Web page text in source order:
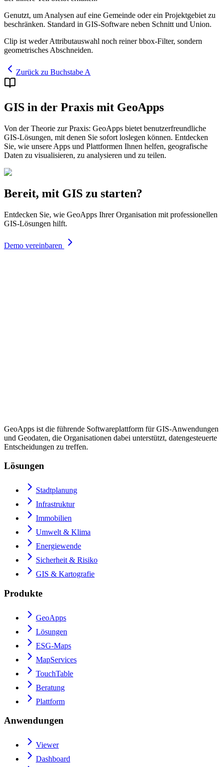
Genutzt, um Analysen auf eine Gemeinde oder ein Projektgebiet zu
beschränken. Standard in GIS-Software neben Schnitt und Union.
Clip ist weder Attributauswahl noch reiner bbox-Filter, sondern
geometrisches Abschneiden.
Zurück zu Buchstabe A
GIS in der Praxis mit GeoApps
Von der Theorie zur Praxis: GeoApps bietet benutzerfreundliche
GIS-Lösungen, mit denen Sie sofort loslegen können. Entdecken
Sie, wie unsere Apps und Plattformen Ihnen helfen, geografische
Daten zu visualisieren, zu analysieren und zu teilen.
Bereit, mit GIS zu starten?
Entdecken Sie, wie GeoApps Ihrer Organisation mit professionellen
GIS-Lösungen hilft.
Demo vereinbaren
GeoApps ist die führende Softwareplattform für GIS-Anwendungen
und Geodaten, die Organisationen dabei unterstützt, datengesteuerte
Entscheidungen zu treffen.
Lösungen
Stadtplanung
Infrastruktur
Immobilien
Umwelt & Klima
Energiewende
Sicherheit & Risiko
GIS & Kartografie
Produkte
GeoApps
Lösungen
ESG-Maps
MapServices
TouchTable
Beratung
Plattform
Anwendungen
Viewer
Dashboard